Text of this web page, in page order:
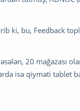
ki, bu, Feedback
20 mağazası
isə qiyməti tablet